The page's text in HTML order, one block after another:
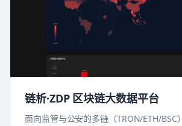
链析·ZDP 区块链大数据平台
面向监管与公安的多链（TRON/ETH/BSC